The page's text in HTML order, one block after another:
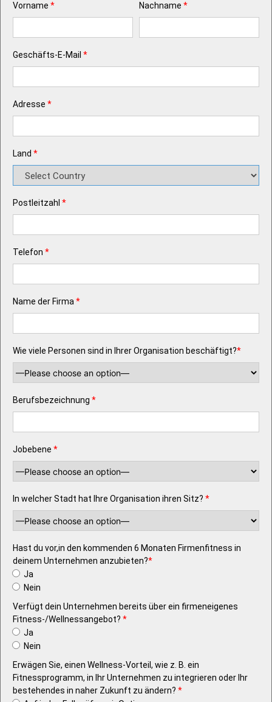
Vorname * Nachname *
Geschäfts-E-Mail *
Adresse *
Land *
Postleitzahl *
Telefon *
Name der Firma*
Wie viele Personen sind in Ihrer Organisation beschäftigt?*
Berufsbezeichnung *
Jobebene *
In welcher Stadt hat Ihre Organisation ihren Sitz? *
Hast du vor,in den kommenden 6 Monaten Firmenfitness in
deinem Unternehmen anzubieten?*
Ja
Nein
Verfügt dein Unternehmen bereits über ein firmeneigenes
Fitness-/Wellnessangebot? *
Ja
Nein
Erwägen Sie, einen Wellness-Vorteil, wie z. B. ein
Fitnessprogramm, in Ihr Unternehmen zu integrieren oder Ihr
bestehendes in naher Zukunft zu ändern? *